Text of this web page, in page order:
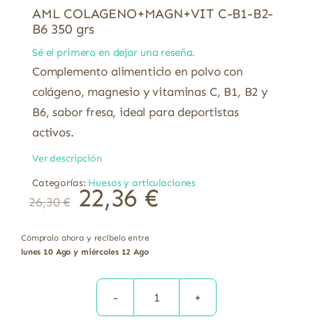
AML COLAGENO+MAGN+VIT C-B1-B2-
B6 350 grs
Sé el primero en dejar una reseña.
Complemento alimenticio en polvo con
colágeno, magnesio y vitaminas C, B1, B2 y
B6, sabor fresa, ideal para deportistas
activos.
Ver descripción
Categorías: Huesos y articulaciones
26,30€ 22,36 €
Cómpralo ahora y recíbelo entre
lunes 10 Ago y miércoles 12 Ago
AML